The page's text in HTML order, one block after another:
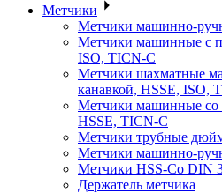
Метчики
Метчики машинно-
Метчики машинные с
ISO, TICN-C
Метчики шахматные
канавкой, HSSE, ISO,
Метчики машинные со
HSSE, TICN-C
Метчики трубные
Метчики машинно-
Метчики HSS-Co DIN
Держатель метчика